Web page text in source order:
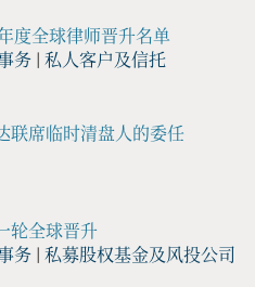
度全球律师晋升名单
务 | 私人客户及信托
联席临时清盘人的委任
轮全球晋升
务 | 私募股权基金及风投公司